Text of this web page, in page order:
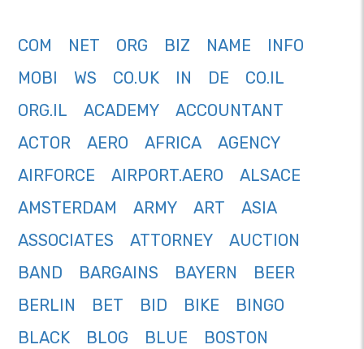
COM NET ORG BIZ NAME
INFO
MOBI
WS CO.UK IN DE
CO.IL
ORG.IL
ACADEMY
ACCOUNTANT
ACTOR
AERO AFRICA
AGENCY
AIRFORCE
AIRPORT.AERO
ALSACE
AMSTERDAM
ARMY ART
ASIA
ASSOCIATES
ATTORNEY
AUCTION
BAND
BARGAINS BAYERN
BEER
BERLIN
BET BID BIKE
BINGO
BLACK
BLOG BLUE
BOSTON